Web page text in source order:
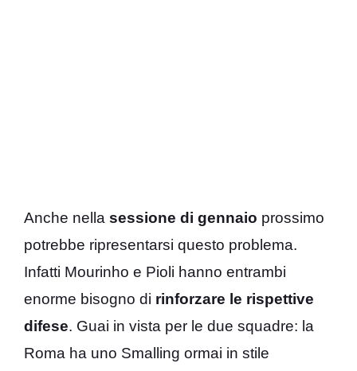
Anche nella sessione di gennaio prossimo
potrebbe ripresentarsi questo problema.
Infatti Mourinho e Pioli hanno entrambi
enorme bisogno di rinforzare le rispettive
difese. Guai in vista per le due squadre: la
Roma ha uno Smalling ormai in stile